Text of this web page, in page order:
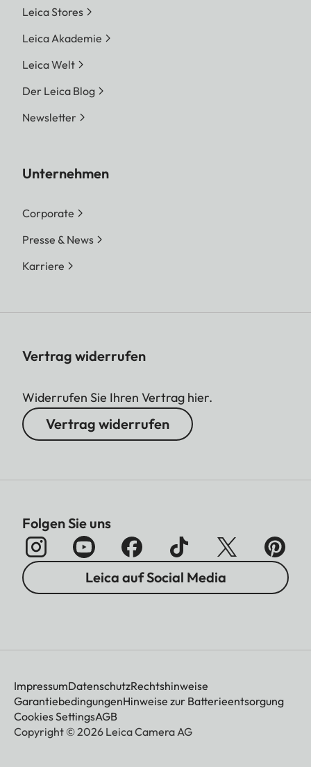
Leica Stores
Leica Akademie
Leica Welt
Der Leica Blog
Newsletter
Unternehmen
Corporate
Presse & News
Karriere
Vertrag widerrufen
Widerrufen Sie Ihren Vertrag hier.
Vertrag widerrufen
Folgen Sie uns
Leica auf Social Media
ImpressumDatenschutzRechtshinweise
GarantiebedingungenHinweise zur Batterieentsorgung
Cookies SettingsAGB
Copyright © 2026 Leica Camera AG